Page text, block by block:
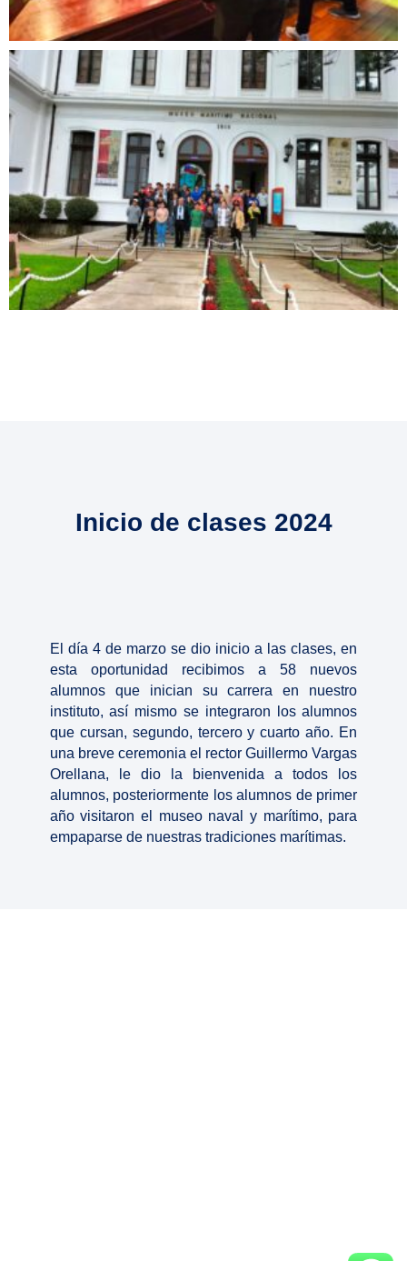
Inicio de clases 2024
El día 4 de marzo se dio inicio a las clases, en
esta oportunidad recibimos a 58 nuevos
alumnos que inician su carrera en nuestro
instituto, así mismo se integraron los alumnos
que cursan, segundo, tercero y cuarto año. En
una breve ceremonia el rector Guillermo Vargas
Orellana, le dio la bienvenida a todos los
alumnos, posteriormente los alumnos de primer
año visitaron el museo naval y marítimo, para
empaparse de nuestras tradiciones marítimas.